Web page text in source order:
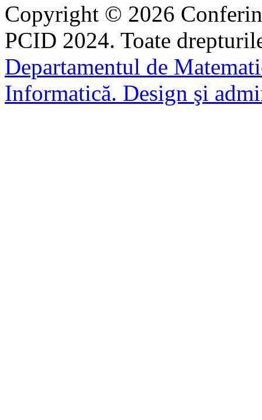
Copyright © 2026
PCID 2024. Toate
Departamentul de
Informatică. Design şi